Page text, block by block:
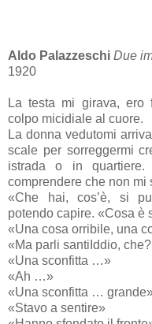
Aldo Palazzeschi Due
1920
La testa mi girava, ero
colpo micidiale al cuore.
La donna vedutomi
scale per sorreggermi
istrada o in
comprendere che non mi
«Che hai, cos’è, si
potendo capire. «Cosa è
«Una cosa orribile, una
«Ma parli santiIddio,
«Una sconfitta …»
«Ah …»
«Una sconfitta …
«Stavo a sentire»